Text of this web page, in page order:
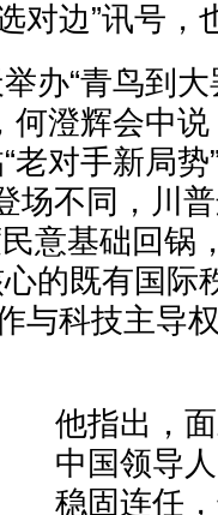
对边”讯号，
办“青鸟到
何澄辉会中
老对手新局
场不同，川
意基础回锅
的既有国际
与科技主导
他指出，
中国领导
稳固连任